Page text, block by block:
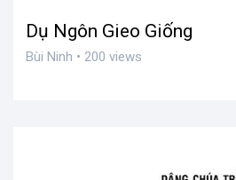
Dụ Ngôn Gieo Giống
Bùi Ninh • 200 views